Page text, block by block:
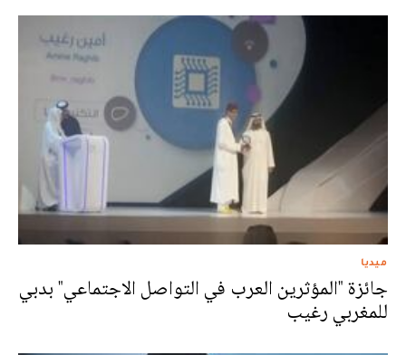
ميديا
جائزة "المؤثرين العرب في التواصل الاجتماعي" بدبي
للمغربي رغيب